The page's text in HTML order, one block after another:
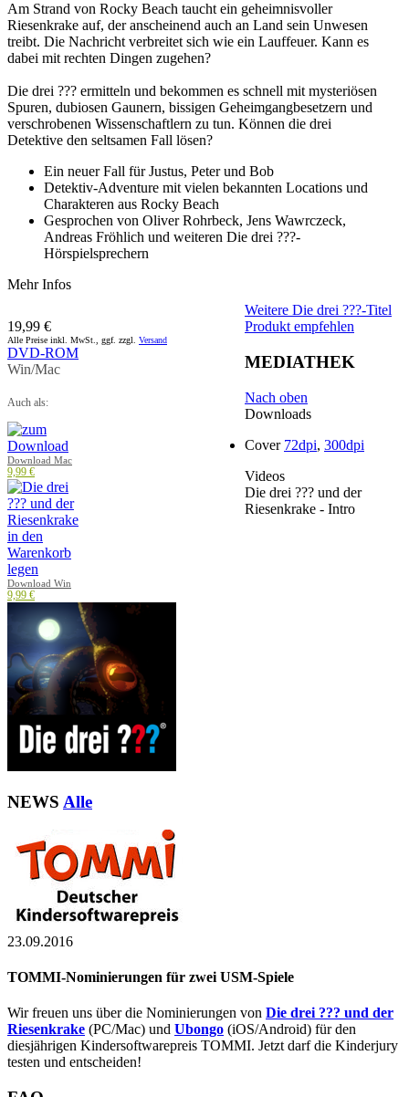
Am Strand von Rocky Beach taucht ein geheimnisvoller
Riesenkrake auf, der anscheinend auch an Land sein Unwesen
treibt. Die Nachricht verbreitet sich wie ein Lauffeuer. Kann es
dabei mit rechten Dingen zugehen?
Die drei ??? ermitteln und bekommen es schnell mit mysteriösen
Spuren, dubiosen Gaunern, bissigen Geheimgangbesetzern und
verschrobenen Wissenschaftlern zu tun. Können die drei
Detektive den seltsamen Fall lösen?
Ein neuer Fall für Justus, Peter und Bob
Detektiv-Adventure mit vielen bekannten Locations und
Charakteren aus Rocky Beach
Gesprochen von Oliver Rohrbeck, Jens Wawrczeck,
Andreas Fröhlich und weiteren Die drei ???-
Hörspielsprechern
Mehr Infos
19,99 €
Alle Preise inkl. MwSt., ggf. zzgl. Versand
DVD-ROM
Win/Mac
Auch als:
Download Mac
9,99 €
Download Win
9,99 €
Weitere Die drei ???-Titel
Produkt empfehlen
MEDIATHEK
Nach oben
Downloads
Cover 72dpi, 300dpi
Videos
Die drei ??? und der
Riesenkrake - Intro
NEWS Alle
23.09.2016
TOMMI-Nominierungen für zwei USM-Spiele
Wir freuen uns über die Nominierungen von Die drei ??? und der
Riesenkrake (PC/Mac) und Ubongo (iOS/Android) für den
diesjährigen Kindersoftwarepreis TOMMI. Jetzt darf die Kinderjury
testen und entscheiden!